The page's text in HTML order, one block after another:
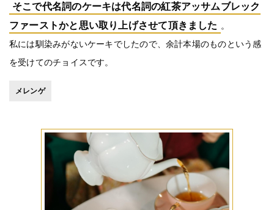
そこで代名詞のケーキは代名詞の紅茶アッサムブレック
ファーストかと思い取り上げさせて頂きました 。
私には馴染みがないケーキでしたので、余計本場のものという感
を受けてのチョイスです。
メレンゲ